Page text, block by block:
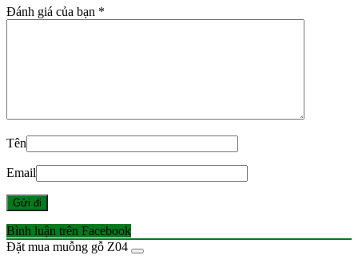
Đánh giá của bạn *
Tên
Email
Bình luận trên Facebook
Đặt mua muỗng gỗ Z04